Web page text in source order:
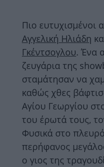
Πιο ευτυχισμένοι
Αγγελική Ηλιάδη
Γκέντσογλου. Ένα
ζευγάρια της
σταμάτησαν να
καθώς χθες
Αγίου Γεωργίου
του έρωτά τους,
Φυσικά στο
περήφανος
ο γιος της